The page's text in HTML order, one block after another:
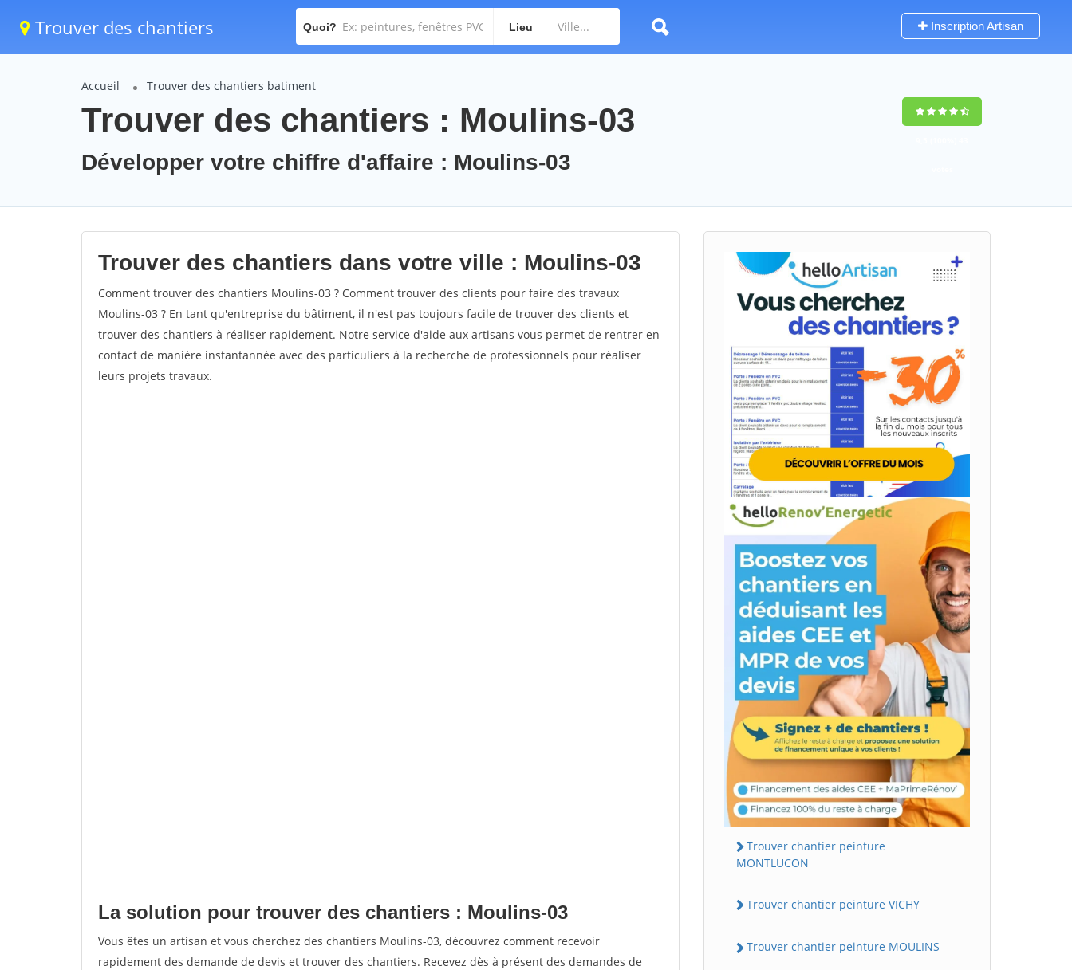
Trouver des chantiers Quoi? Lieu Inscription Artisan
Accueil Trouver des chantiers batiment
Trouver des chantiers : Moulins-03
Développer votre chiffre d'affaire : Moulins-03
Trouver des chantiers dans votre ville : Moulins-03
Comment trouver des chantiers Moulins-03 ? Comment trouver des clients pour faire des travaux
Moulins-03 ? En tant qu'entreprise du bâtiment, il n'est pas toujours facile de trouver des clients et
trouver des chantiers à réaliser rapidement. Notre service d'aide aux artisans vous permet de rentrer en
contact de manière instantannée avec des particuliers à la recherche de professionnels pour réaliser
leurs projets travaux.
La solution pour trouver des chantiers : Moulins-03
Vous êtes un artisan et vous cherchez des chantiers Moulins-03, découvrez comment recevoir
rapidement des demande de devis et trouver des chantiers. Recevez dès à présent des demandes de
Trouver chantier peinture
MONTLUCON
Trouver chantier peinture VICHY
Trouver chantier peinture MOULINS